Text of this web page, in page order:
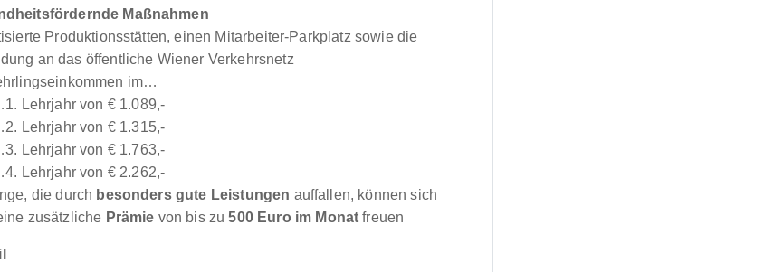
Maßnahmen
Produktionsstätten, einen Mitarbeiter-Parkplatz sowie die
an das öffentliche Wiener Verkehrsnetz
im…
Lehrjahr von € 1.089,-
Lehrjahr von € 1.315,-
Lehrjahr von € 1.763,-
Lehrjahr von € 2.262,-
die durch besonders gute Leistungen auffallen, können sich
zusätzliche Prämie von bis zu500 Euro im Monat freuen